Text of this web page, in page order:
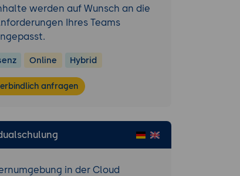
von
werden auf Wunsch an die
Ihres Teams
Online Hybrid
anfragen
in der Cloud